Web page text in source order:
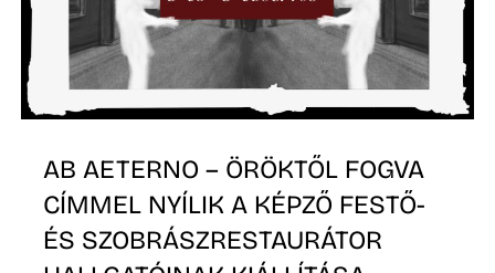
AB AETERNO – ÖRÖKTŐL FOGVA
CÍMMEL NYÍLIK A KÉPZŐ FESTŐ-
ÉS SZOBRÁSZRESTAURÁTOR